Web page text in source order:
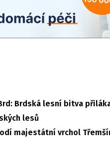
Brdská lesní bitva
lesů
majestátní vrchol